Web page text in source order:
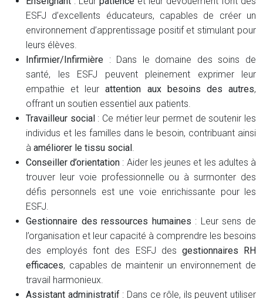
ESFJ d’excellents éducateurs, capables de créer un
environnement d’apprentissage positif et stimulant pour
leurs élèves.
Infirmier/Infirmière : Dans le domaine des soins de
santé, les ESFJ peuvent pleinement exprimer leur
empathie et leurattention aux besoins des autres,
offrant un soutien essentiel aux patients.
Travailleur social: Ce métier leur permet de soutenir les
individus et les familles dans le besoin, contribuant ainsi
à améliorer le tissu social.
Conseiller d’orientation : Aider les jeunes et les adultes à
trouver leur voie professionnelle ou à surmonter des
défis personnels est une voie enrichissante pour les
ESFJ.
Gestionnaire des ressources humaines : Leur sens de
l’organisation et leur capacité à comprendre les besoins
des employés font des ESFJ des gestionnaires RH
efficaces, capables de maintenir un environnement de
travail harmonieux.
Assistant administratif: Dans ce rôle, ils peuvent utiliser